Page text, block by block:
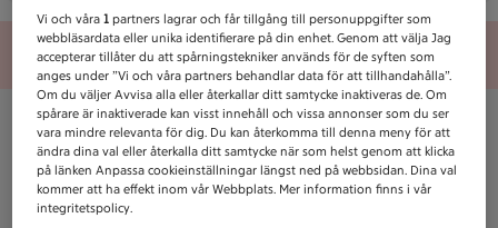
Unknown error
Vi och våra1 partners lagrar och får tillgång till personuppgifter som
webbläsardata eller unika identifierare på din enhet. Genom att välja Jag
accepterar tillåter du att spårningstekniker används för de syften som
anges under ”Vi och våra partners behandlar data för att tillhandahålla”.
Om du väljer Avvisa alla eller återkallar ditt samtycke inaktiveras de. Om
spårare är inaktiverade kan visst innehåll och vissa annonser som du ser
vara mindre relevanta för dig. Du kan återkomma till denna meny för att
ändra dina val eller återkalla ditt samtycke när som helst genom att klicka
på länken Anpassa cookieinställningar längst ned på webbsidan. Dina val
kommer att ha effekt inom vår Webbplats. Mer information finns i vår
integritetspolicy.